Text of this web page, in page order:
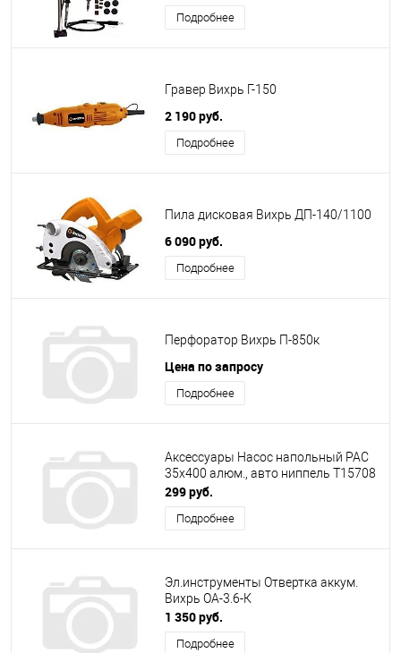
Подробнее
Гравер Вихрь Г-150
2 190 руб.
Подробнее
Пила дисковая Вихрь ДП-140/1100
6 090 руб.
Подробнее
Перфоратор Вихрь П-850к
Цена по запросу
Подробнее
Аксессуары Насос напольный РАС
35х400 алюм., авто ниппель Т15708
299 руб.
Подробнее
Эл.инструменты Отвертка аккум.
Вихрь ОА-3.6-К
1 350 руб.
Подробнее